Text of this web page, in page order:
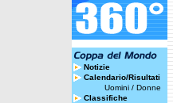
Notizie
Calendario/Risultati
Uomini / Donne
Classifiche